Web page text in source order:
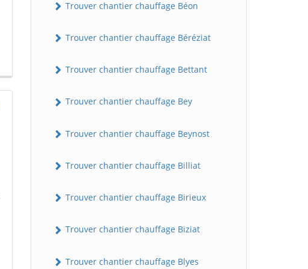
Trouver chantier chauffage Béon
Trouver chantier chauffage Béréziat
Trouver chantier chauffage Bettant
Trouver chantier chauffage Bey
Trouver chantier chauffage Beynost
Trouver chantier chauffage Billiat
Trouver chantier chauffage Birieux
Trouver chantier chauffage Biziat
Trouver chantier chauffage Blyes